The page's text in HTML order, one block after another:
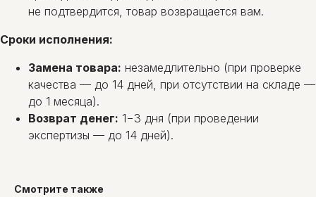
не подтвердится, товар возвращается вам.
Сроки исполнения:
Замена товара: незамедлительно (при проверке
качества — до 14 дней, при отсутствии на складе —
до 1 месяца).
Возврат денег: 1−3 дня (при проведении
экспертизы — до 14 дней).
Смотрите также